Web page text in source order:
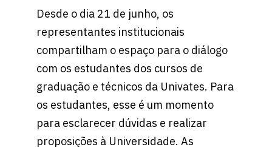
Desde o dia 21 de junho, os
representantes institucionais
compartilham o espaço para o diálogo
com os estudantes dos cursos de
graduação e técnicos da Univates. Para
os estudantes, esse é um momento
para esclarecer dúvidas e realizar
proposições à Universidade. As